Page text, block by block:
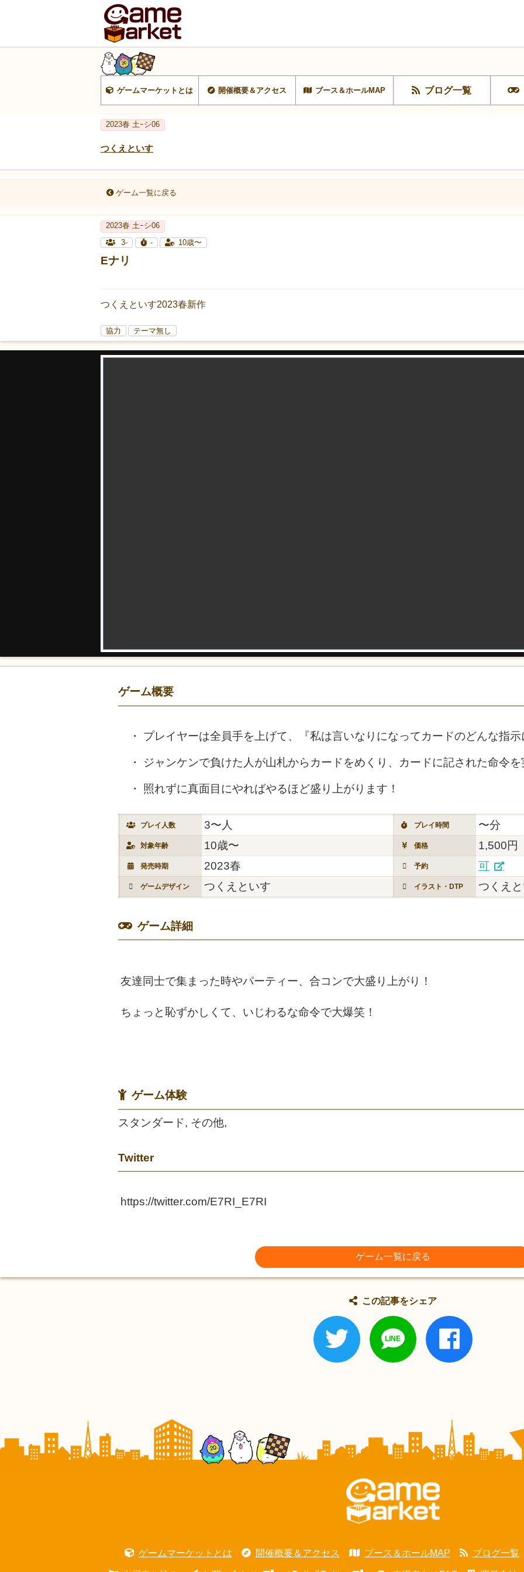
ゲームマーケットとは 開催概要＆アクセス ブース＆ホールMAP ブログ一覧
2023春 土ｰシ06
つくえといす
ゲーム一覧に戻る
2023春 土ｰシ06
3-
- 10歳〜
Eナリ
つくえといす2023春新作
協力 テーマ無し
ゲーム概要
プレイヤーは全員手を上げて、『私は言いなりになってカードのどんな指
ジャンケンで負けた人が山札からカードをめくり、カードに記された命令
照れずに真面目にやればやるほど盛り上がります！
プレイ人数 3〜人 プレイ時間 〜分
対象年齢 10歳〜 価格 1,500円
発売時期 2023春 予約 可
ゲームデザイン つくえといす イラスト・DTP つくえ
ゲーム詳細
友達同士で集まった時やパーティー、合コンで大盛り上がり！
ちょっと恥ずかしくて、いじわるな命令で大爆笑！
ゲーム体験
スタンダード, その他,
Twitter
https://twitter.com/E7RI_E7RI
ゲーム一覧に戻る
この記事をシェア
ゲームマーケットとは 開催概要＆アクセス ブース＆ホールMAP ブログ一覧